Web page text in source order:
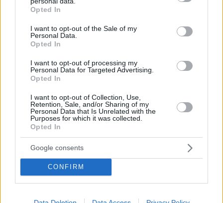
grant or deny consent to Google and its third-party tags to
use your data for below specified purposes in below Google
consent section.
Opted In
I want to opt-out of the Sale of my
Personal Data.
Opted In
I want to opt-out of processing my
Personal Data for Targeted Advertising.
Opted In
I want to opt-out of Collection, Use,
Retention, Sale, and/or Sharing of my
Personal Data that Is Unrelated with the
Purposes for which it was collected.
Opted In
Google consents
CONFIRM
Η τραγωδία της Ηλιούπολης: Πώς δύο κορίτσια 17 ετών